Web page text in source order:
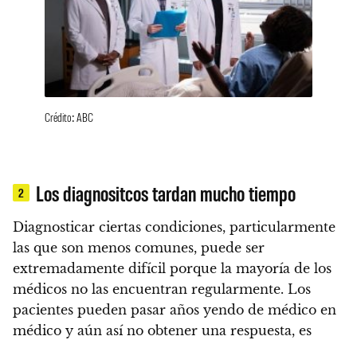
Crédito: ABC
2 Los diagnositcos tardan mucho tiempo
Diagnosticar ciertas condiciones, particularmente
las que son menos comunes, puede ser
extremadamente difícil porque la mayoría de los
médicos no las encuentran regularmente. Los
pacientes pueden pasar años yendo de médico en
médico y aún así no obtener una respuesta, es